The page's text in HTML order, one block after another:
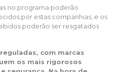
no programa poderão
por estas companhias, e os
poderão ser resgatados
com marcas
os mais rigorosos